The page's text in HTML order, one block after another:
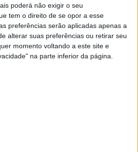
poderá não exigir o seu
tem o direito de se opor a esse
preferências serão aplicadas apenas a
alterar suas preferências ou retirar seu
momento voltando a este site e
na parte inferior da página.
PONTOS ESSENCIAIS: O que
recomendam os peritos para alívio de